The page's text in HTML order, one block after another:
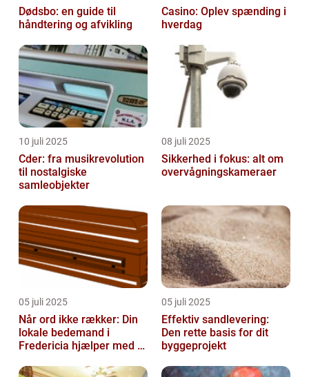
Dødsbo: en guide til
håndtering og afvikling
Casino: Oplev spænding i
hverdag
10 juli 2025
Cder: fra musikrevolution
til nostalgiske
samleobjekter
08 juli 2025
Sikkerhed i fokus: alt om
overvågningskameraer
05 juli 2025
Når ord ikke rækker: Din
lokale bedemand i
Fredericia hjælper med at
05 juli 2025
Effektiv sandlevering:
Den rette basis for dit
byggeprojekt